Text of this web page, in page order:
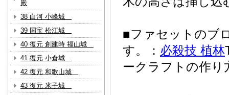
■ファセットのブ
す。： 必殺技 植林
ークラフトの作
殿
38 白河 小峰城
39 国宝 松江城
40 復元 創建時 福山城
41 復元 小倉城
42 復元 和歌山城
43 復元 米子城